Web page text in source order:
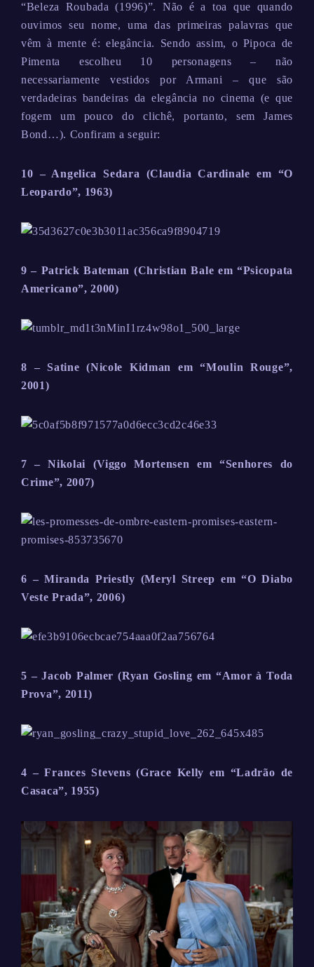
“Beleza Roubada (1996)”. Não é a toa que quando
ouvimos seu nome, uma das primeiras palavras que
vêm à mente é: elegância. Sendo assim, o Pipoca de
Pimenta escolheu 10 personagens – não
necessariamente vestidos por Armani – que são
verdadeiras bandeiras da elegância no cinema (e que
fogem um pouco do clichê, portanto, sem James
Bond…). Confiram a seguir:
10 – Angelica Sedara (Claudia Cardinale em “O
Leopardo”, 1963)
9 – Patrick Bateman (Christian Bale em “Psicopata
Americano”, 2000)
8 – Satine (Nicole Kidman em “Moulin Rouge”,
2001)
7 – Nikolai (Viggo Mortensen em “Senhores do
Crime”, 2007)
6 – Miranda Priestly (Meryl Streep em “O Diabo
Veste Prada”, 2006)
5 – Jacob Palmer (Ryan Gosling em “Amor à Toda
Prova”, 2011)
4 – Frances Stevens (Grace Kelly em “Ladrão de
Casaca”, 1955)